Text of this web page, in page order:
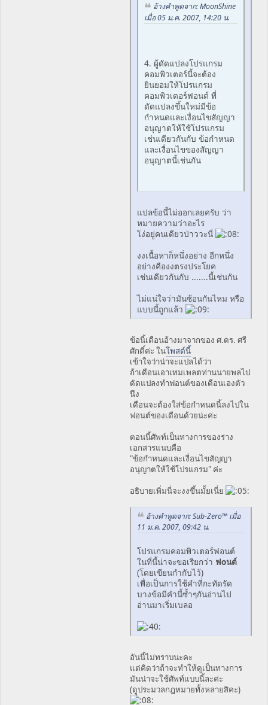
อ้างคำพูดจาก: MoonShine
เมื่อ 05 ม.ค. 2007, 14:20 น.
4. ผู้ดัดแปลงโปรแกรม
คอมพิวเตอร์นี้จะต้อง
ยินยอมให้โปรแกรม
คอมพิวเตอร์ฟอนต์ ที่
ดัดแปลงขึ้นใหม่มีข้อ
กำหนดและเงื่อนไขสัญญา
อนุญาตให้ใช้โปรแกรม
เช่นเดียวกันกับ ข้อกำหนด
และเงื่อนไขของสัญญา
อนุญาตนี้เช่นกัน
แปลข้อนี้ไม่ออกเลยครับ ว่า
หมายความว่าอะไร
โง่อยู่คนเดียวป่าววะนี่
งงเนื้อหาก็หนึ่งอย่าง อีกหนึ่ง
อย่างคืองงตรงประโยค
เช่นเดียวกันกับ .......นี้เช่นกัน
ไม่แน่ใจว่ามันซ้อนกันไหม หรือ
แบบนี้ถูกแล้ว
ข้อนี้เดือนอ้างมาจากของ ศ.ดร. ศรี
ศักดิ์ค่ะ ในโพสต์นี้
เข้าใจว่าน่าจะแปลได้ว่า
ถ้าเดือนเอาเทมเพลตท่านนายพลไป
ดัดแปลงทำฟอนต์ของเดือนเองตัว
นึง
เดือนจะต้องใส่ข้อกำหนดนี้ลงไปใน
ฟอนต์ของเดือนด้วยน่ะค่ะ
ตอนนี้ศัพท์เป็นทางการของร่าง
เอกสารแนบคือ
"ข้อกำหนดและเงื่อนไขสัญญา
อนุญาตให้ใช้โปรแกรม" ค่ะ
อธิบายเพิ่มนี่จะงงขึ้นมั้ยเนี่ย
อ้างคำพูดจาก: Sub-Zero™ เมื่อ
11 ม.ค. 2007, 09:42 น.
โปรแกรมคอมพิวเตอร์ฟอนต์
ในที่นี้น่าจะขอเรียกว่า ฟoนต์
(โดยเขียนกำกับไว้)
เพื่อเป็นการใช้คำที่กะทัดรัด
บางข้อมีคำนี้ซ้ำๆกันอ่านไป
อ่านมาเริ่มเบลอ
อันนี้ไม่ทราบนะคะ
แต่คิดว่าถ้าจะทำให้ดูเป็นทางการ
มันน่าจะใช้ศัพท์แบบนี้ละค่ะ
(ดูประมวลกฎหมายทั้งหลายสิคะ)